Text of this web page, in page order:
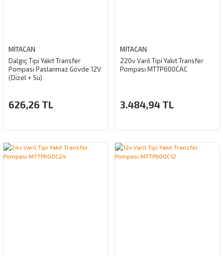
MİTACAN
Dalgıç Tipi Yakıt Transfer
Pompası Paslanmaz Gövde 12V
(Dizel + Su)
626,26 TL
MİTACAN
220v Varil Tipi Yakıt Transfer
Pompası MTTP600CAC
3.484,94 TL